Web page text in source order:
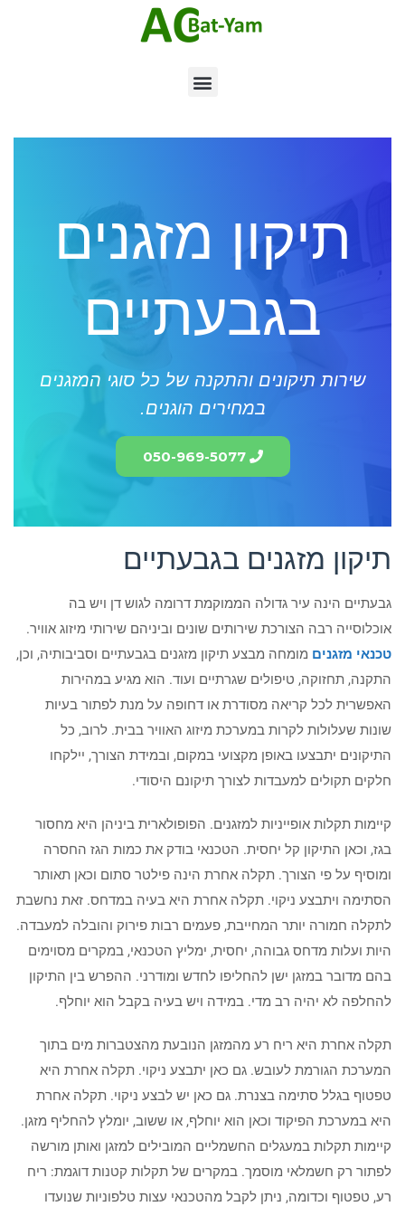
תיקון מזגנים
בגבעתיים
שירות תיקונים והתקנה של כל סוגי המזגנים
במחירים הוגנים.
050-969-5077
תיקון מזגנים בגבעתיים
גבעתיים הינה עיר גדולה הממוקמת דרומה לגוש דן ויש בה
אוכלוסייה רבה הצורכת שירותים שונים וביניהם שירותי מיזוג אוויר.
טכנאי מזגנים מומחה מבצע תיקון מזגנים בגבעתיים וסביבותיה, וכן,
התקנה, תחזוקה, טיפולים שגרתיים ועוד. הוא מגיע במהירות
האפשרית לכל קריאה מסודרת או דחופה על מנת לפתור בעיות
שונות שעלולות לקרות במערכת מיזוג האוויר בבית. לרוב, כל
התיקונים יתבצעו באופן מקצועי במקום, ובמידת הצורך, יילקחו
חלקים תקולים למעבדות לצורך תיקונם היסודי.
קיימות תקלות אופייניות למזגנים. הפופולארית ביניהן היא מחסור
בגז, וכאן התיקון קל יחסית. הטכנאי בודק את כמות הגז החסרה
ומוסיף על פי הצורך. תקלה אחרת הינה פילטר סתום וכאן תאותר
הסתימה ויתבצע ניקוי. תקלה אחרת היא בעיה במדחס. זאת נחשבת
לתקלה חמורה יותר המחייבת, פעמים רבות פירוק והובלה למעבדה.
היות ועלות מדחס גבוהה, יחסית, ימליץ הטכנאי, במקרים מסוימים
בהם מדובר במזגן ישן להחליפו לחדש ומודרני. ההפרש בין התיקון
להחלפה לא יהיה רב מדי. במידה ויש בעיה בקבל הוא יוחלף.
תקלה אחרת היא ריח רע מהמזגן הנובעת מהצטברות מים בתוך
המערכת הגורמת לעובש. גם כאן יתבצע ניקוי. תקלה אחרת היא
טפטוף בגלל סתימה בצנרת. גם כאן יש לבצע ניקוי. תקלה אחרת
היא במערכת הפיקוד וכאן הוא יוחלף, או ששוב, יומלץ להחליף מזגן.
קיימות תקלות במעגלים החשמליים המובילים למזגן ואותן מורשה
לפתור רק חשמלאי מוסמך. במקרים של תקלות קטנות דוגמת: ריח
רע, טפטוף וכדומה, ניתן לקבל מהטכנאי עצות טלפוניות שנועדו